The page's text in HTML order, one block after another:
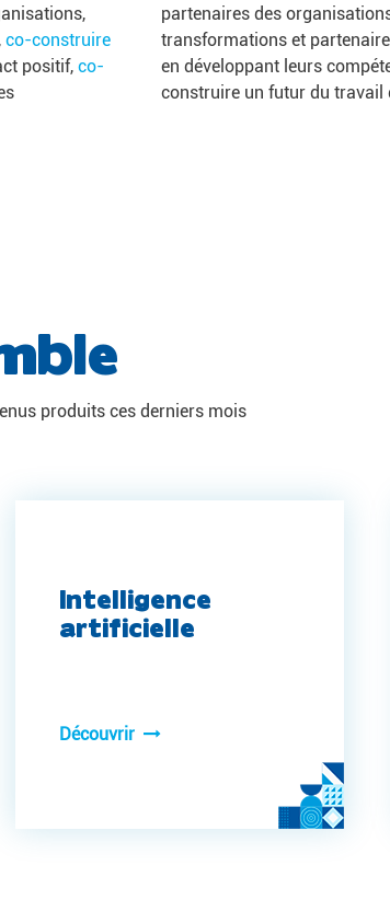
co-construire
positif, co-
partenaires des
transformations et
en développant leurs
construire un futur du travail
produits ces derniers mois
Intelligence
artificielle
Découvrir